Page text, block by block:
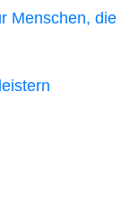
Men­schen,